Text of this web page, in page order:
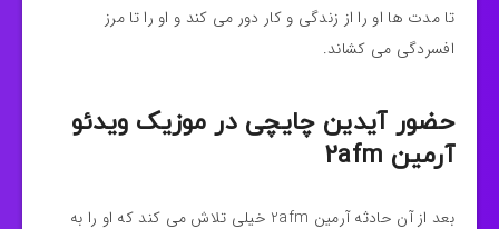
تا مدت ها او را از زندگی و کار دور می کند و او را تا مرز
افسردگی می کشاند.
حضور آیدین چایچی در موزیک ویدئو
آرمین 2afm
بعد از آن حادثه آرمین 2afm خیلی تلاش می کند که او را به